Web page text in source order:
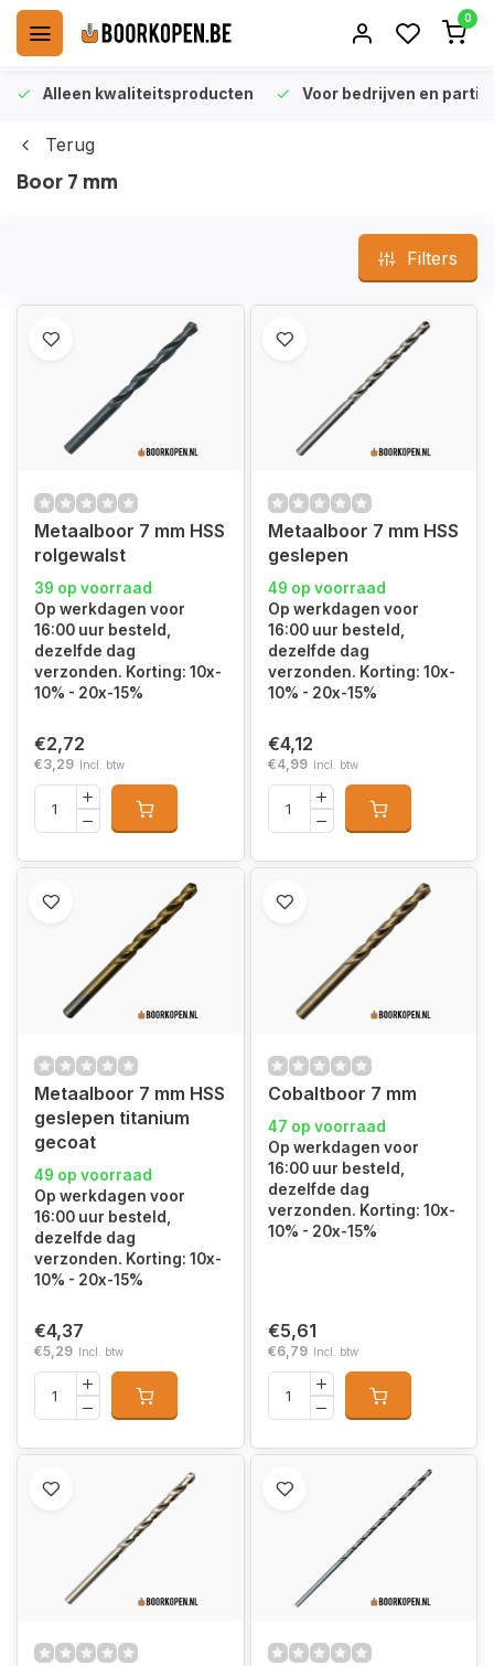
0
Alleen kwaliteitsproducten Voor bedrijven en
Terug
Boor 7 mm
Filters
Metaalboor 7 mm HSS
rolgewalst
39 op voorraad
Op werkdagen voor
16:00 uur besteld,
dezelfde dag
verzonden. Korting: 10x-
10% - 20x-15%
€2,72
€3,29 Incl. btw
Metaalboor 7 mm HSS
geslepen
49 op voorraad
Op werkdagen voor
16:00 uur besteld,
dezelfde dag
verzonden. Korting: 10x-
10% - 20x-15%
€4,12
€4,99 Incl. btw
Metaalboor 7 mm HSS
geslepen titanium
gecoat
49 op voorraad
Op werkdagen voor
16:00 uur besteld,
dezelfde dag
verzonden. Korting: 10x-
10% - 20x-15%
€4,37
€5,29 Incl. btw
Cobaltboor 7 mm
47 op voorraad
Op werkdagen voor
16:00 uur besteld,
dezelfde dag
verzonden. Korting: 10x-
10% - 20x-15%
€5,61
€6,79 Incl. btw